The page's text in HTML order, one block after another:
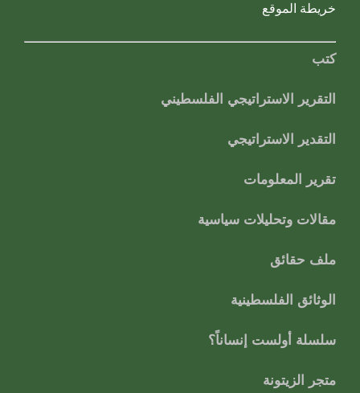
خريطة الموقع
كتب
التقرير الاستراتيجي الفلسطيني
التقدير الاستراتيجي
تقرير المعلومات
مقالات وتحليلات سياسية
ملف حقائق
الوثائق الفلسطينية
سلسلة أولست إنساناً؟
متجر الزيتونة